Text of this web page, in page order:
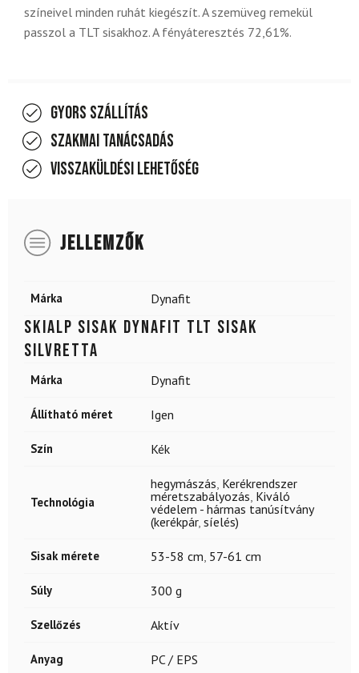
színeivel minden ruhát kiegészít. A szemüveg remekül
passzol a TLT sisakhoz. A fényáteresztés 72,61%.
Gyors szállítás
Szakmai tanácsadás
Visszaküldési lehetőség
JELLEMZŐK
Márka Dynafit
Skialp sisak DYNAFIT TLT Sisak
Silvretta
Márka Dynafit
Állítható méret Igen
Szín Kék
Technológia
hegymászás, Kerékrendszer
méretszabályozás, Kiváló
védelem - hármas tanúsítvány
(kerékpár, síelés)
Sisak mérete 53-58 cm, 57-61 cm
Súly 300 g
Szellőzés Aktív
Anyag PC / EPS